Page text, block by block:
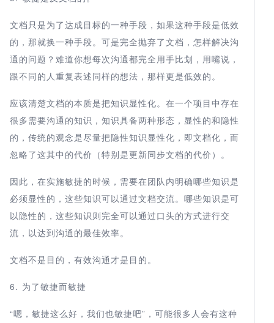
文档只是为了达成目标的一种手段，如果这种手段是低效
的，那就换一种手段。可是完全抛弃了文档，怎样解决沟
通的问题？难道你想每次沟通都完全用手比划，用嘴说，
跟不同的人重复表述同样的想法，那样更是低效的。
应该清楚文档的本质是把知识显性化。在一个项目中存在
很多需要沟通的知识，知识具备两种形态，显性的和隐性
的，传统的观念是尽量把隐性知识显性化，即文档化，而
忽略了这其中的代价（特别是更新同步文档的代价）。
因此，在实施敏捷的时候，需要在团队内明确哪些知识是
必须显性的，这些知识可以通过文档交流。哪些知识是可
以隐性的，这些知识则完全可以通过口头的方式进行交
流，以达到沟通的最佳效率。
文档不是目的，有效沟通才是目的。
6. 为了敏捷而敏捷
“嗯，敏捷这么好，我们也敏捷吧”，可能很多人会有这种